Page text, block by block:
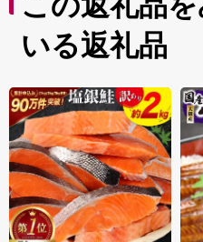
いる返礼品